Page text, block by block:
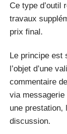
Ce type d’outil
travaux
prix final.
Le principe est
l’objet d’une
commentaire
via
une prestation,
discussion.